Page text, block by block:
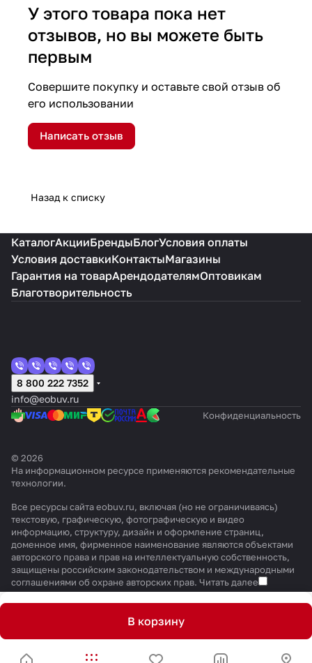
У этого товара пока нет
отзывов, но вы можете быть
первым
Совершите покупку и оставьте свой отзыв об
его использовании
Написать отзыв
Назад к списку
В корзину
КаталогАкцииБрендыБлогУсловия оплаты
Условия доставкиКонтактыМагазины
Гарантия на товарАрендодателямОптовикам
Благотворительность
8 800 222 7352
info@eobuv.ru
Конфиденциальность
© 2026
На информационном ресурсе применяются рекомендательные
технологии.
Все ресурсы сайта eobuv.ru, включая (но не ограничиваясь)
текстовую, графическую, фотографическую и видео
информацию, структуру, дизайн и оформление страниц,
доменное имя, фирменное наименование являются объектами
авторского права и прав на интеллектуальную собственность,
защищены российским законодательством и международными
соглашениями об охране авторских прав. Читать далее